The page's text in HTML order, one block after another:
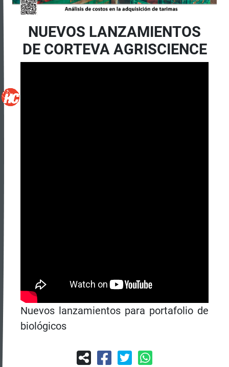
NUEVOS LANZAMIENTOS
DE CORTEVA AGRISCIENCE
Nuevos lanzamientos para portafolio de
biológicos